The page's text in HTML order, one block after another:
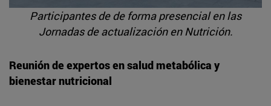
Participantes de de forma presencial en las
Jornadas de actualización en Nutrición.
Reunión de expertos en salud metabólica y
bienestar nutricional